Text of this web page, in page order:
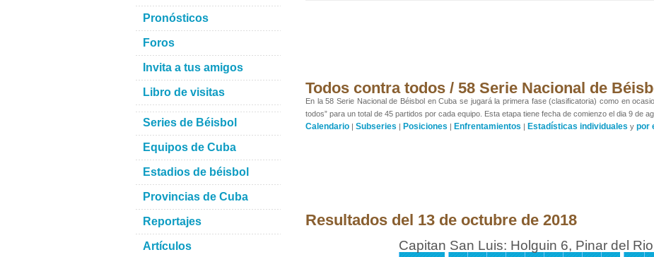
Todos contra todos / 58 Serie Nacional de
En la 58 Serie Nacional de Béisbol en Cuba se jugará la primera fase (clasificatoria) como en
todos” para un total de 45 partidos por cada equipo. Esta etapa tiene fecha de comienzo el dia 9 de
Calendario | Subseries | Posiciones | Enfrentamientos | Estadísticas individuales y por
Resultados del 13 de octubre de 2018
Capitan San Luis: Holguin 6, Pinar del
Pronósticos
Foros
Invita a tus amigos
Libro de visitas
Series de Béisbol
Equipos de Cuba
Estadios de béisbol
Provincias de Cuba
Reportajes
Artículos